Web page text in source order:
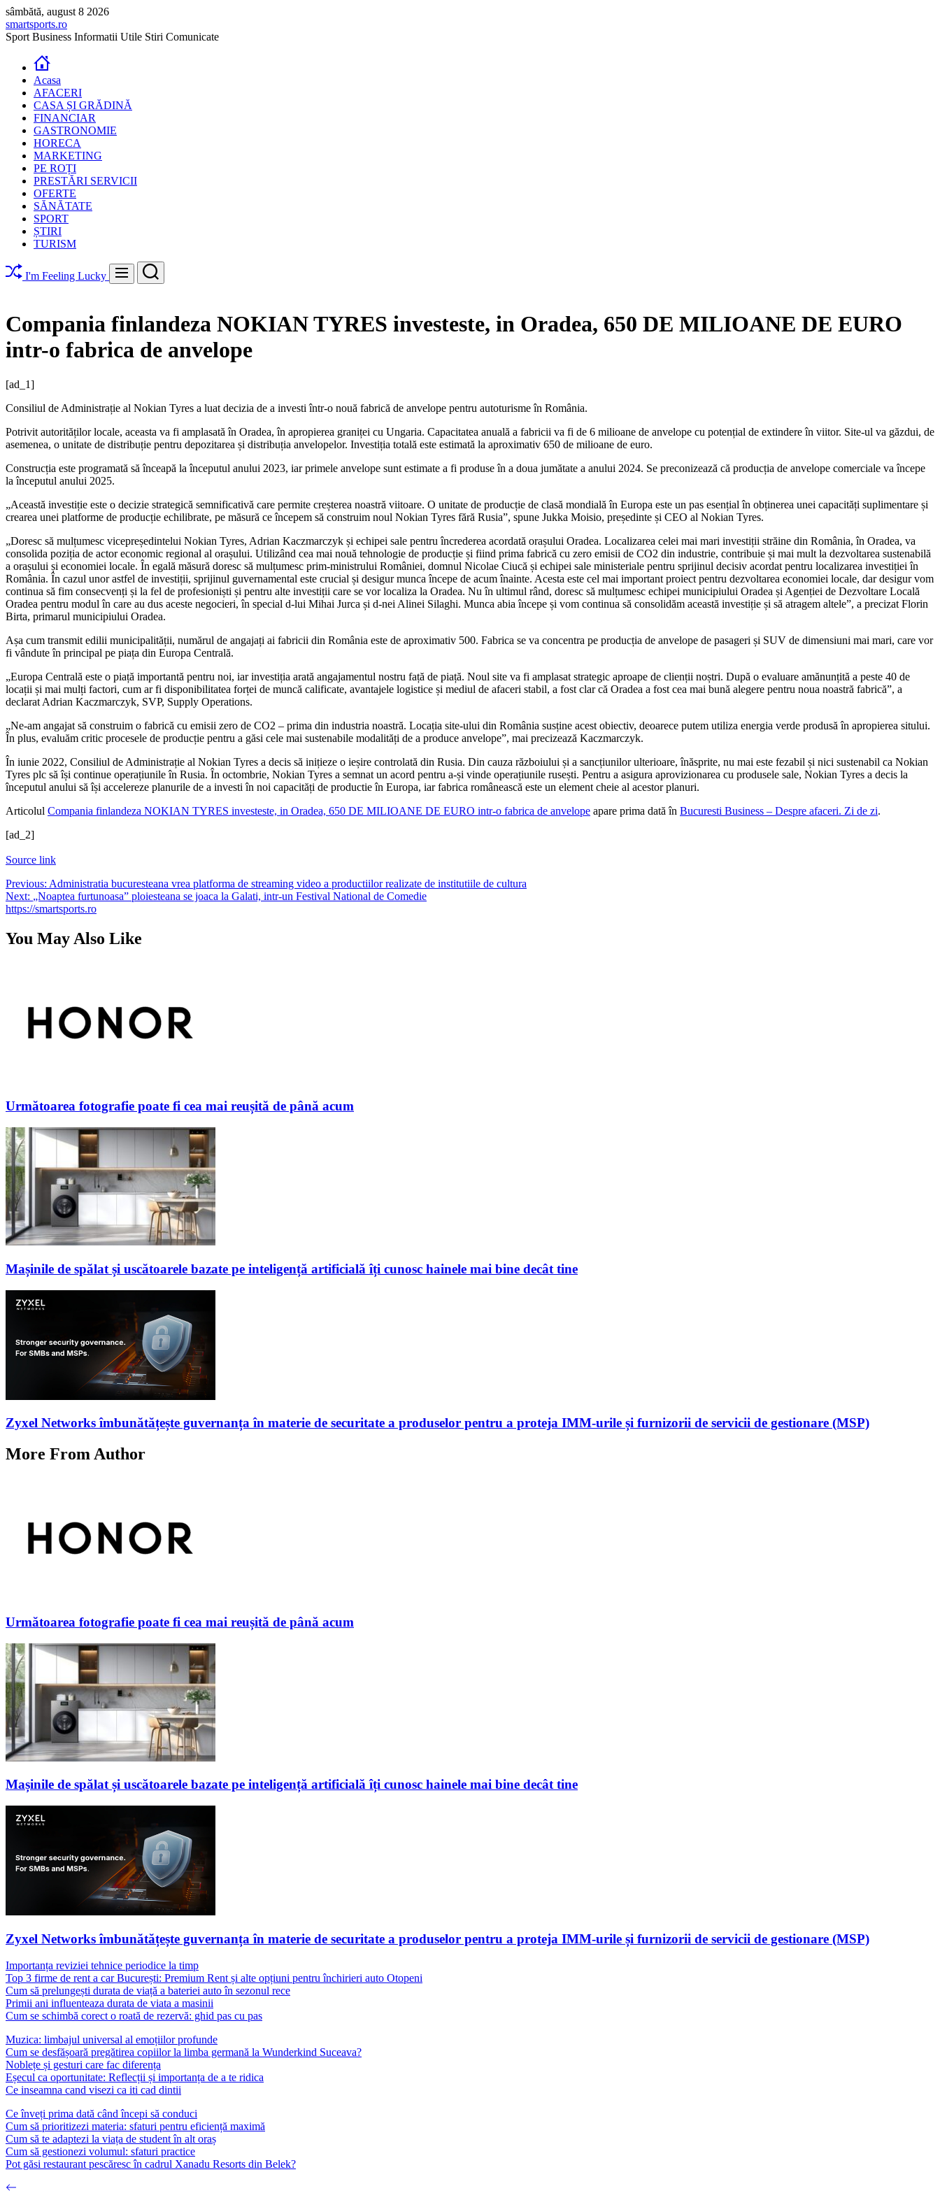
Skip
to
content
sâmbătă, august 8 2026
smartsports.ro
Sport Business Informatii Utile Stiri Comunicate
Acasa
AFACERI
CASA ȘI GRĂDINĂ
FINANCIAR
GASTRONOMIE
HORECA
MARKETING
PE ROȚI
PRESTĂRI SERVICII
OFERTE
SĂNĂTATE
SPORT
ȘTIRI
TURISM
I'm Feeling Lucky Menu Search
Compania finlandeza NOKIAN TYRES investeste, in Oradea, 650 DE MILIOANE DE EURO
intr-o fabrica de anvelope
[ad_1]
Consiliul de Administrație al Nokian Tyres a luat decizia de a investi într-o nouă fabrică de anvelope pentru autoturisme în România.
Potrivit autorităților locale, aceasta va fi amplasată în Oradea, în apropierea graniței cu Ungaria. Capacitatea anuală a fabricii va fi de 6 milioane de anvelope cu potențial de extindere în viitor. Site-ul va găzdui, de
asemenea, o unitate de distribuție pentru depozitarea și distribuția anvelopelor. Investiția totală este estimată la aproximativ 650 de milioane de euro.
Construcția este programată să înceapă la începutul anului 2023, iar primele anvelope sunt estimate a fi produse în a doua jumătate a anului 2024. Se preconizează că producția de anvelope comerciale va începe
la începutul anului 2025.
„Această investiție este o decizie strategică semnificativă care permite creșterea noastră viitoare. O unitate de producție de clasă mondială în Europa este un pas esențial în obținerea unei capacități suplimentare și
crearea unei platforme de producție echilibrate, pe măsură ce începem să construim noul Nokian Tyres fără Rusia”, spune Jukka Moisio, președinte și CEO al Nokian Tyres.
„Doresc să mulțumesc vicepreședintelui Nokian Tyres, Adrian Kaczmarczyk și echipei sale pentru încrederea acordată orașului Oradea. Localizarea celei mai mari investiții străine din România, în Oradea, va
consolida poziția de actor economic regional al orașului. Utilizând cea mai nouă tehnologie de producție și fiind prima fabrică cu zero emisii de CO2 din industrie, contribuie și mai mult la dezvoltarea sustenabilă
a orașului și economiei locale. În egală măsură doresc să mulțumesc prim-ministrului României, domnul Nicolae Ciucă și echipei sale ministeriale pentru sprijinul decisiv acordat pentru localizarea investiției în
România. În cazul unor astfel de investiții, sprijinul guvernamental este crucial și desigur munca începe de acum înainte. Acesta este cel mai important proiect pentru dezvoltarea economiei locale, dar desigur vom
continua să fim consecvenți și la fel de profesioniști și pentru alte investiții care se vor localiza la Oradea. Nu în ultimul rând, doresc să mulțumesc echipei municipiului Oradea și Agenției de Dezvoltare Locală
Oradea pentru modul în care au dus aceste negocieri, în special d-lui Mihai Jurca și d-nei Alinei Silaghi. Munca abia începe și vom continua să consolidăm această investiție și să atragem altele”, a precizat Florin
Birta, primarul municipiului Oradea.
Așa cum transmit edilii municipalității, numărul de angajați ai fabricii din România este de aproximativ 500. Fabrica se va concentra pe producția de anvelope de pasageri și SUV de dimensiuni mai mari, care vor
fi vândute în principal pe piața din Europa Centrală.
„Europa Centrală este o piață importantă pentru noi, iar investiția arată angajamentul nostru față de piață. Noul site va fi amplasat strategic aproape de clienții noștri. După o evaluare amănunțită a peste 40 de
locații și mai mulți factori, cum ar fi disponibilitatea forței de muncă calificate, avantajele logistice și mediul de afaceri stabil, a fost clar că Oradea a fost cea mai bună alegere pentru noua noastră fabrică”, a
declarat Adrian Kaczmarczyk, SVP, Supply Operations.
„Ne-am angajat să construim o fabrică cu emisii zero de CO2 – prima din industria noastră. Locația site-ului din România susține acest obiectiv, deoarece putem utiliza energia verde produsă în apropierea sitului.
În plus, evaluăm critic procesele de producție pentru a găsi cele mai sustenabile modalități de a produce anvelope”, mai precizează Kaczmarczyk.
În iunie 2022, Consiliul de Administrație al Nokian Tyres a decis să inițieze o ieșire controlată din Rusia. Din cauza războiului și a sancțiunilor ulterioare, înăsprite, nu mai este fezabil și nici sustenabil ca Nokian
Tyres plc să își continue operațiunile în Rusia. În octombrie, Nokian Tyres a semnat un acord pentru a-și vinde operațiunile rusești. Pentru a asigura aprovizionarea cu produsele sale, Nokian Tyres a decis la
începutul anului să își accelereze planurile de a investi în noi capacități de productie în Europa, iar fabrica românească este un element cheie al acestor planuri.
Articolul Compania finlandeza NOKIAN TYRES investeste, in Oradea, 650 DE MILIOANE DE EURO intr-o fabrica de anvelope apare prima dată în Bucuresti Business – Despre afaceri. Zi de zi.
[ad_2]
Source link
Navigare
în
Previous: Administratia bucuresteana vrea platforma de streaming video a productiilor realizate de institutiile de cultura
Next: „Noaptea furtunoasa” ploiesteana se joaca la Galati, intr-un Festival National de Comedie
https://smartsports.ro
You May Also Like
Următoarea fotografie poate fi cea mai reușită de până acum
Mașinile de spălat și uscătoarele bazate pe inteligență artificială îți cunosc hainele mai bine decât tine
Zyxel Networks îmbunătățește guvernanța în materie de securitate a produselor pentru a proteja IMM-urile și furnizorii de servicii de gestionare (MSP)
More From Author
Următoarea fotografie poate fi cea mai reușită de până acum
Mașinile de spălat și uscătoarele bazate pe inteligență artificială îți cunosc hainele mai bine decât tine
Zyxel Networks îmbunătățește guvernanța în materie de securitate a produselor pentru a proteja IMM-urile și furnizorii de servicii de gestionare (MSP)
Importanța reviziei tehnice periodice la timp
Top 3 firme de rent a car București: Premium Rent și alte opțiuni pentru închirieri auto Otopeni
Cum să prelungești durata de viață a bateriei auto în sezonul rece
Primii ani influenteaza durata de viata a masinii
Cum se schimbă corect o roată de rezervă: ghid pas cu pas
Muzica: limbajul universal al emoțiilor profunde
Cum se desfășoară pregătirea copiilor la limba germană la Wunderkind Suceava?
Noblețe și gesturi care fac diferența
Eșecul ca oportunitate: Reflecții și importanța de a te ridica
Ce inseamna cand visezi ca iti cad dintii
Ce înveți prima dată când începi să conduci
Cum să prioritizezi materia: sfaturi pentru eficiență maximă
Cum să te adaptezi la viața de student în alt oraș
Cum să gestionezi volumul: sfaturi practice
Pot găsi restaurant pescăresc în cadrul Xanadu Resorts din Belek?